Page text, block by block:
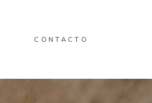
CONTACTO